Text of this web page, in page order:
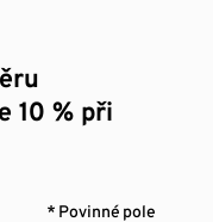
10 % při
* Povinné pole